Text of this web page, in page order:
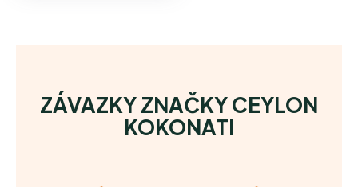
ZÁVAZKY ZNAČKY CEYLON
KOKONATI